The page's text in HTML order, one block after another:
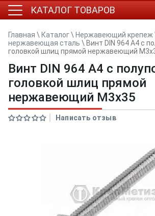
КАТАЛОГ ТОВАРОВ
Главная \ Каталог\ Нержавеющий крепеж
нержавеющая сталь \ Винт DIN 964 A4 с
головкой шлиц прямой нержавеющий
Винт DIN 964 A4 с
головкой шлиц прямой
нержавеющий M3x35
Написать отзыв